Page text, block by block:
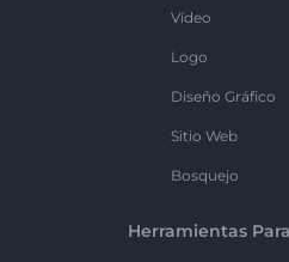
Vídeo
Logo
Diseño Gráfico
Sitio Web
Bosquejo
Herramientas